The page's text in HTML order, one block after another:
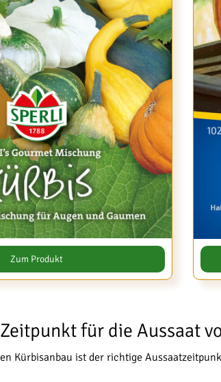
Zum Produkt
für die Aussaat
Kürbisanbau ist der richtige